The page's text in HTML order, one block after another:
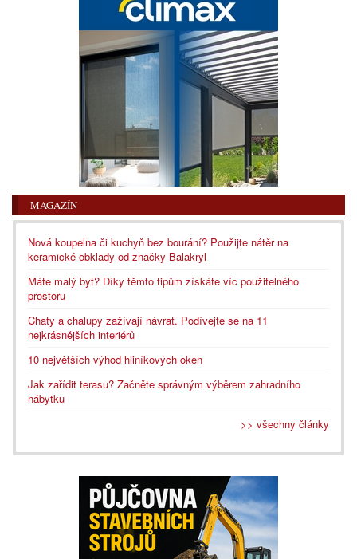
MAGAZÍN
Nová koupelna či kuchyň bez bourání? Použijte nátěr na
keramické obklady od značky Balakryl
Máte malý byt? Díky těmto tipům získáte víc použitelného
prostoru
Chaty a chalupy zažívají návrat. Podívejte se na 11
nejkrásnějších interiérů
10 největších výhod hliníkových oken
Jak zařídit terasu? Začněte správným výběrem zahradního
nábytku
>> všechny články